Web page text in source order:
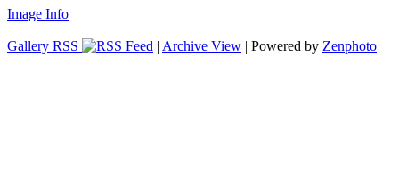
Image Info
Gallery RSS | Archive View | Powered by Zenphoto